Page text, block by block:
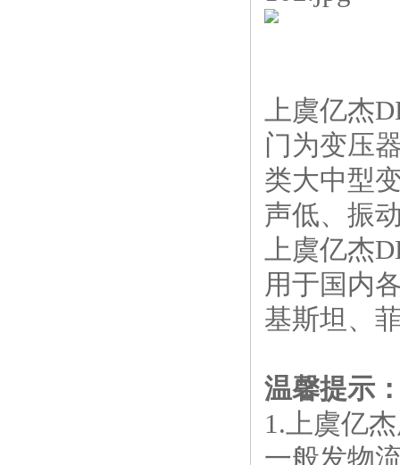
上虞亿杰
门为变压
类大中型
声低、振
上虞亿杰
用于国内
基斯坦、
温馨提示
1.上虞亿
一般发物